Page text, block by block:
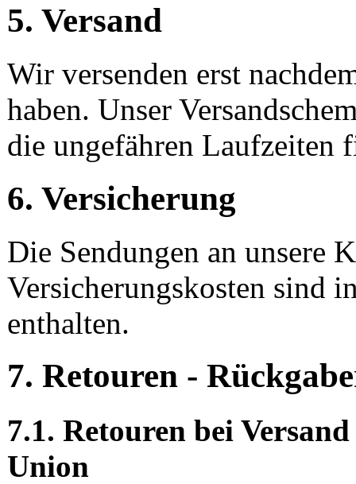
5. Versand
Wir versenden erst
haben. Unser
die ungefähren Laufzeiten
6. Versicherung
Die Sendungen an unsere
Versicherungskosten sind
enthalten.
7. Retouren -
7.1. Retouren bei
Union